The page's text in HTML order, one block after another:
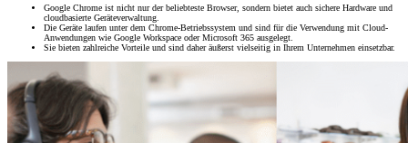
Google Chrome ist nicht nur der beliebteste Browser, sondern bietet auch sichere Hardware und
cloudbasierte Geräteverwaltung.
Die Geräte laufen unter dem Chrome-Betriebssystem und sind für die Verwendung mit Cloud-
Anwendungen wie Google Workspace oder Microsoft 365 ausgelegt.
Sie bieten zahlreiche Vorteile und sind daher äußerst vielseitig in Ihrem Unternehmen einsetzbar.